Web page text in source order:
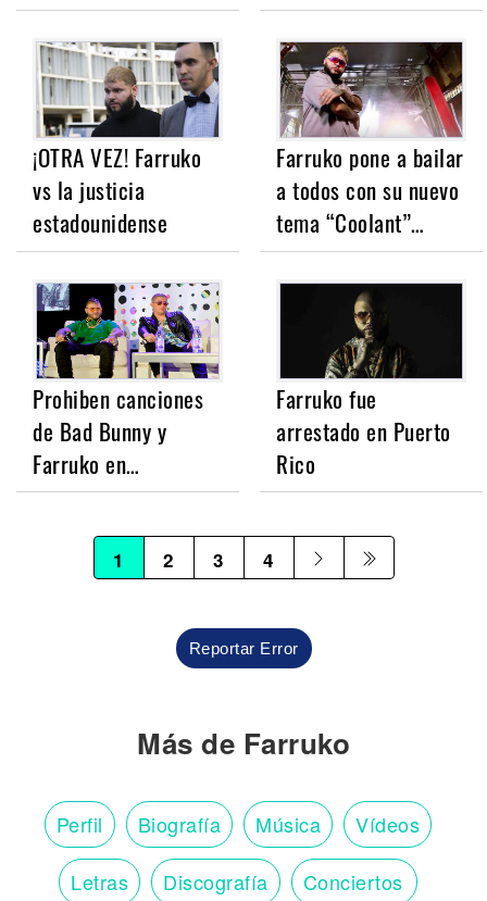
¡OTRA VEZ! Farruko
vs la justicia
estadounidense
Farruko pone a bailar
a todos con su nuevo
tema “Coolant”…
Prohiben canciones
de Bad Bunny y
Farruko en…
Farruko fue
arrestado en Puerto
Rico
1 2 3 4
Reportar Error
Más de Farruko
Perfil Biografía Música Vídeos
Letras Discografía Conciertos